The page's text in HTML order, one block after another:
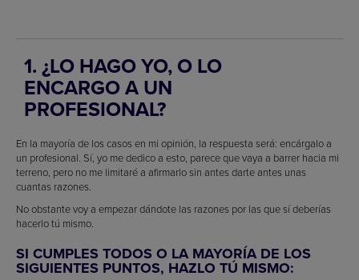
1. ¿LO HAGO YO, O LO
ENCARGO A UN
PROFESIONAL?
En la mayoría de los casos en mi opinión, la respuesta será: encárgalo a
un profesional. Sí, yo me dedico a esto, parece que vaya a barrer hacia mi
terreno, pero no me limitaré a afirmarlo sin antes darte antes unas
cuantas razones.
No obstante voy a empezar dándote las razones por las que sí deberías
hacerlo tú mismo.
SI CUMPLES TODOS O LA MAYORÍA DE LOS
SIGUIENTES PUNTOS, HAZLO TÚ MISMO: